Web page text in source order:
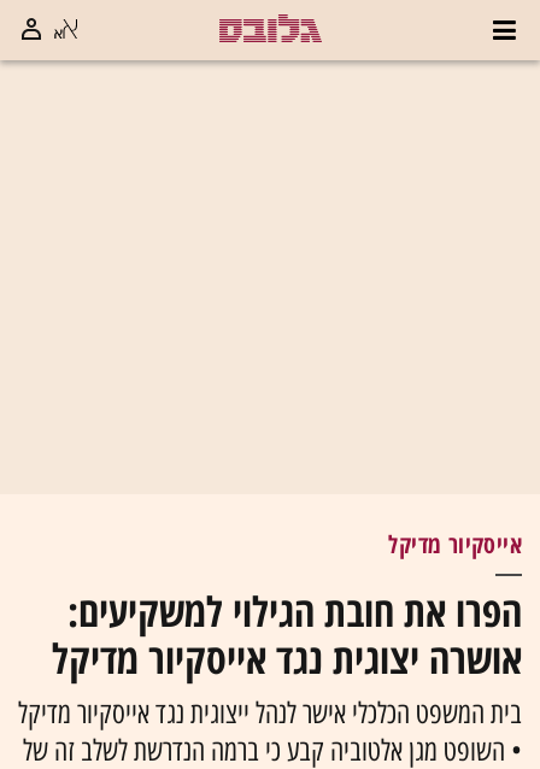
אייסקיור מדיקל
הפרו את חובת הגילוי למשקיעים:
אושרה יצוגית נגד אייסקיור מדיקל
בית המשפט הכלכלי אישר לנהל ייצוגית נגד אייסקיור מדיקל
• השופט מגן אלטוביה קבע כי ברמה הנדרשת לשלב זה של